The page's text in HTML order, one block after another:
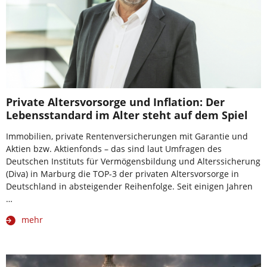
Private Altersvorsorge und Inflation: Der
Lebensstandard im Alter steht auf dem Spiel
Immobilien, private Rentenversicherungen mit Garantie und
Aktien bzw. Aktienfonds – das sind laut Umfragen des
Deutschen Instituts für Vermögensbildung und Alterssicherung
(Diva) in Marburg die TOP-3 der privaten Altersvorsorge in
Deutschland in absteigender Reihenfolge. Seit einigen Jahren
…
mehr